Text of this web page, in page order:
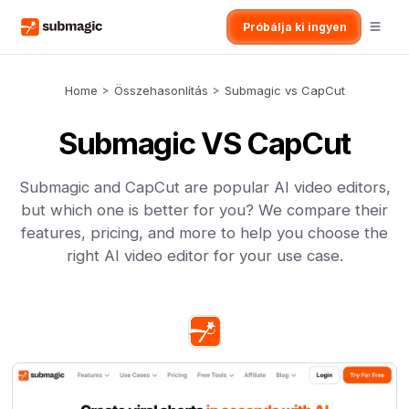
Próbálja ki ingyen
Home > Összehasonlítás > Submagic vs CapCut
Submagic VS CapCut
Submagic and CapCut are popular AI video editors,
but which one is better for you? We compare their
features, pricing, and more to help you choose the
right AI video editor for your use case.